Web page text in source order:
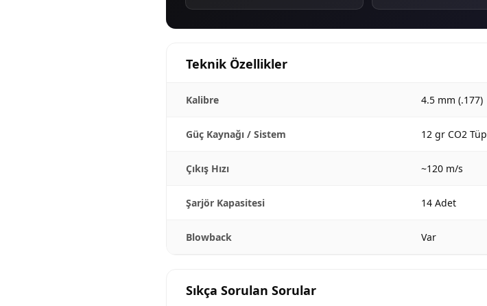
Teknik Özellikler
Kalibre 4.5 mm (.177)
Güç Kaynağı / Sistem 12 gr CO2 Tüp
Çıkış Hızı ~120 m/s
Şarjör Kapasitesi 14 Adet
Blowback Var
Sıkça Sorulan Sorular